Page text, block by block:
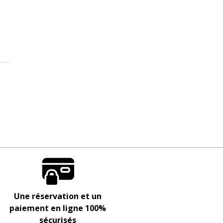
Une réservation et un
paiement en ligne 100%
sécurisés